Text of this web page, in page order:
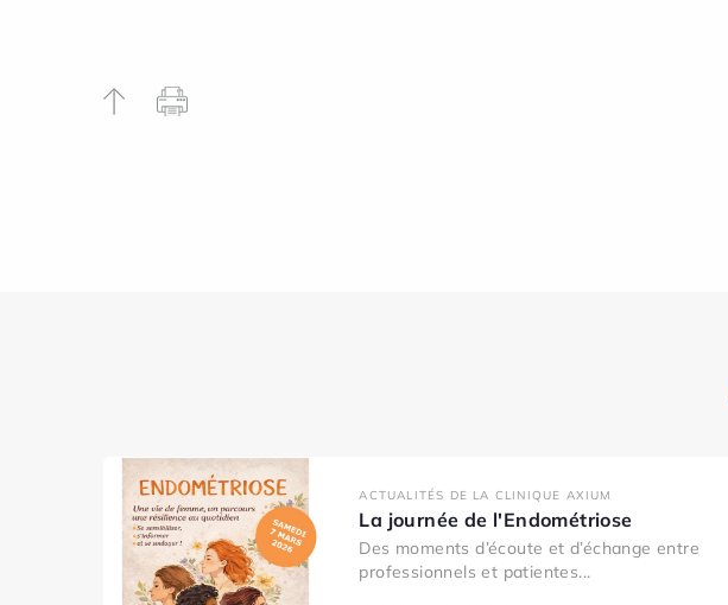
ACTUALITÉS DE LA CLINIQUE AXIUM
La journée de l'Endométriose
Des moments d’écoute et d’échange entre
professionnels et patientes...